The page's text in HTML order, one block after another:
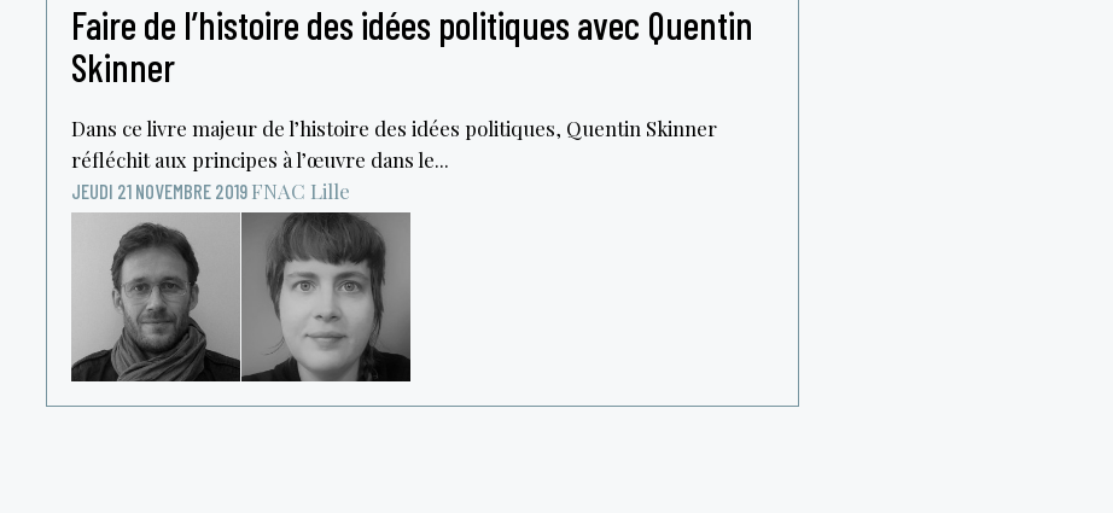
Faire de l’histoire des idées politiques avec Quentin
Skinner
Dans ce livre majeur de l’histoire des idées politiques, Quentin Skinner
réfléchit aux principes à l’œuvre dans le...
JEUDI 21 NOVEMBRE 2019 FNAC Lille